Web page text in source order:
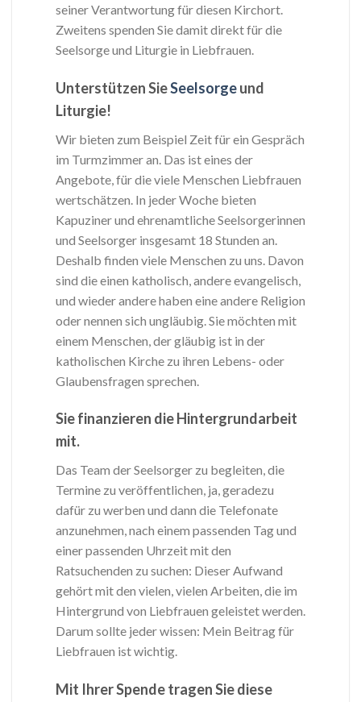
seiner Verantwortung für diesen Kirchort.
Zweitens spenden Sie damit direkt für die
Seelsorge und Liturgie in Liebfrauen.
Unterstützen SieSeelsorgeund
Liturgie!
Wir bieten zum Beispiel Zeit für ein Gespräch
im Turmzimmer an. Das ist eines der
Angebote, für die viele Menschen Liebfrauen
wertschätzen. In jeder Woche bieten
Kapuziner und ehrenamtliche Seelsorgerinnen
und Seelsorger insgesamt 18 Stunden an.
Deshalb finden viele Menschen zu uns. Davon
sind die einen katholisch, andere evangelisch,
und wieder andere haben eine andere Religion
oder nennen sich ungläubig. Sie möchten mit
einem Menschen, der gläubig ist in der
katholischen Kirche zu ihren Lebens- oder
Glaubensfragen sprechen.
Sie finanzieren die Hintergrundarbeit
mit.
Das Team der Seelsorger zu begleiten, die
Termine zu veröffentlichen, ja, geradezu
dafür zu werben und dann die Telefonate
anzunehmen, nach einem passenden Tag und
einer passenden Uhrzeit mit den
Ratsuchenden zu suchen: Dieser Aufwand
gehört mit den vielen, vielen Arbeiten, die im
Hintergrund von Liebfrauen geleistet werden.
Darum sollte jeder wissen: Mein Beitrag für
Liebfrauen ist wichtig.
Mit Ihrer Spende tragen Sie diese